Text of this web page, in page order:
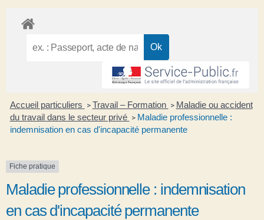
Accueil particuliers > Travail – Formation > Maladie ou accident
du travail dans le secteur privé > Maladie professionnelle :
indemnisation en cas d'incapacité permanente
Fiche pratique
Maladie professionnelle : indemnisation
en cas d'incapacité permanente